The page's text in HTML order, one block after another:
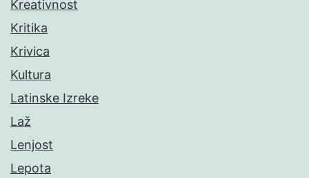
Kreativnost
Kritika
Krivica
Kultura
Latinske Izreke
Laž
Lenjost
Lepota